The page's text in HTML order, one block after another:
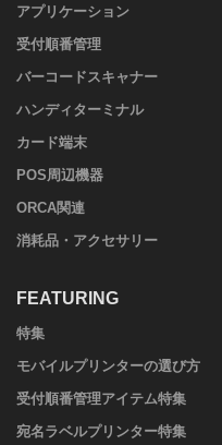
アプリケーション
受付順番管理
バーコードスキャナー
ハンディターミナル
カード端末
POS周辺機器
ORCA関連
消耗品・アクセサリー
FEATURING
特集
モバイルプリンターの選び方
受付順番管理アイテム特集
宛名ラベルプリンター特集